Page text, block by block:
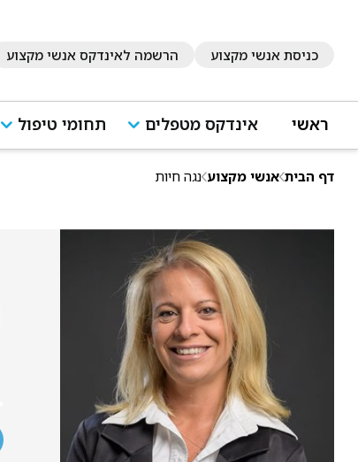
כניסת אנשי מקצוע הרשמה לאינדקס אנשי מקצוע
ראשי אינדקס מטפלים תחומי טיפול
דף הבית אנשי מקצוע נגה חיות